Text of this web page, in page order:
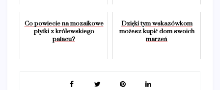
Co powiecie na mozaikowe
płytki z królewskiego
pałacu?
Dzięki tym wskazówkom
możesz kupić dom swoich
marzeń